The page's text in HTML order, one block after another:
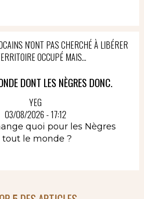
N'ONT PAS CHERCHÉ À LIBÉRER
OCCUPÉ MAIS...
DONT LES NÈGRES DONC.
YEG
03/08/2026 - 17:12
quoi pour les Nègres
tout le monde ?